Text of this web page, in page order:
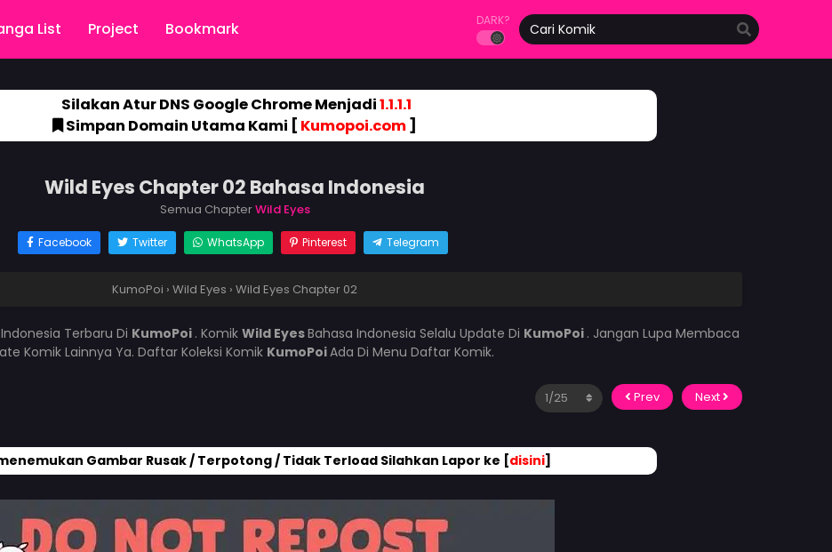
List Project Bookmark DARK?
Silakan Atur DNS Google Chrome Menjadi1.1.1.1
Simpan Domain Utama Kami [ Kumopoi.com]
Wild Eyes Chapter 02 Bahasa Indonesia
Semua ChapterWild Eyes
Facebook Twitter WhatsApp Pinterest Telegram
KumoPoi › Wild Eyes › Wild Eyes Chapter 02
Terbaru Di KumoPoi . Komik Wild EyesBahasa Indonesia Selalu Update Di KumoPoi . Jangan Lupa Membaca
Komik Lainnya Ya. Daftar Koleksi Komik KumoPoiAda Di Menu Daftar Komik.
Prev Next
Gambar Rusak / Terpotong / Tidak Terload Silahkan Lapor ke [disini]